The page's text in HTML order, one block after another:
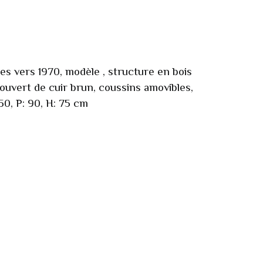
vers 1970, modèle , structure en bois
de cuir brun, coussins amovibles,
P: 90, H: 75 cm